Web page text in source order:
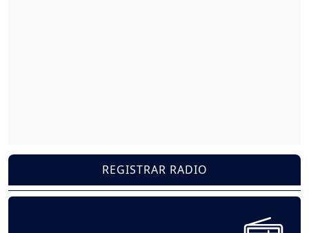
REGISTRAR RADIO